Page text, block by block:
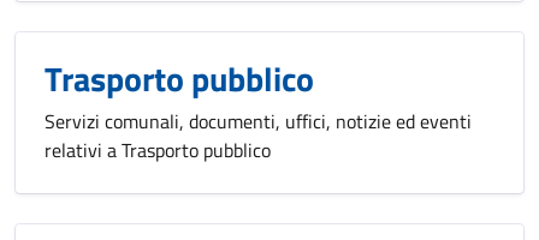
Trasporto pubblico
Servizi comunali, documenti, uffici, notizie ed eventi
relativi a Trasporto pubblico